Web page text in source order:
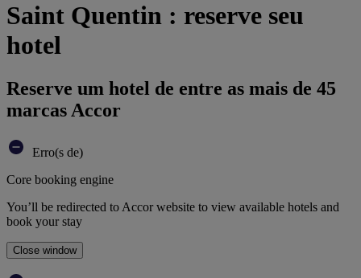
Saint Quentin : reserve seu
hotel
Reserve um hotel de entre as mais de 45
marcas Accor
Erro(s de)
Core booking engine
You’ll be redirected to Accor website to view available hotels and
book your stay
Close window